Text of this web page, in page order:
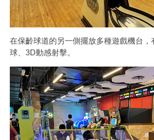
在保齡球道的另一側擺放多種遊戲機台，
球、3D動感射擊。